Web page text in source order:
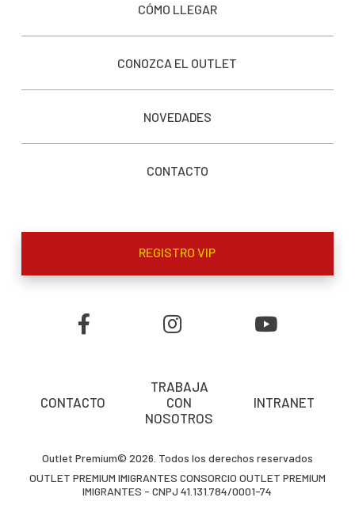
CÓMO LLEGAR
CONOZCA EL OUTLET
NOVEDADES
CONTACTO
REGISTRO VIP
CONTACTO
TRABAJA
CON
NOSOTROS
INTRANET
Outlet Premium© 2026. Todos los derechos reservados
OUTLET PREMIUM IMIGRANTES CONSORCIO OUTLET PREMIUM
IMIGRANTES - CNPJ 41.131.784/0001-74